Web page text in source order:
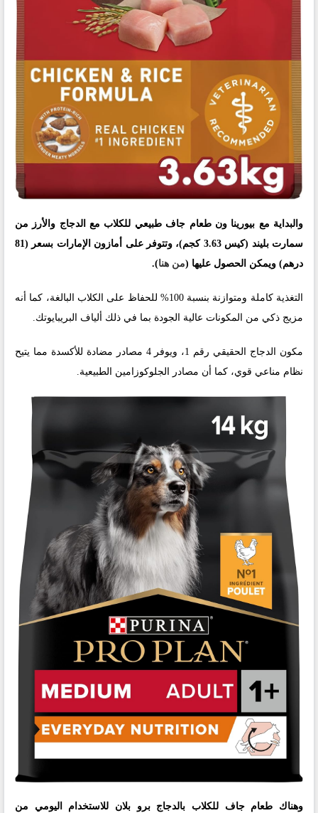
والبداية مع بيورينا ون طعام جاف طبيعي للكلاب مع الدجاج والأرز من
سمارت بليند (كيس 3.63 كجم)، وتتوفر على أمازون الإمارات بسعر (‎81
درهم) ويمكن الحصول عليها (من هنا).
التغذية كاملة ومتوازنة بنسبة 100% للحفاظ على الكلاب البالغة، كما أنه
مزيج ذكي من المكونات عالية الجودة بما في ذلك ألياف البريبايوتك.
مكون الدجاج الحقيقي رقم 1، ويوفر 4 مصادر مضادة للأكسدة مما يتيح
نظام مناعي قوي، كما أن مصادر الجلوكوزامين الطبيعية.
وهناك طعام جاف للكلاب بالدجاج برو بلان للاستخدام اليومي من